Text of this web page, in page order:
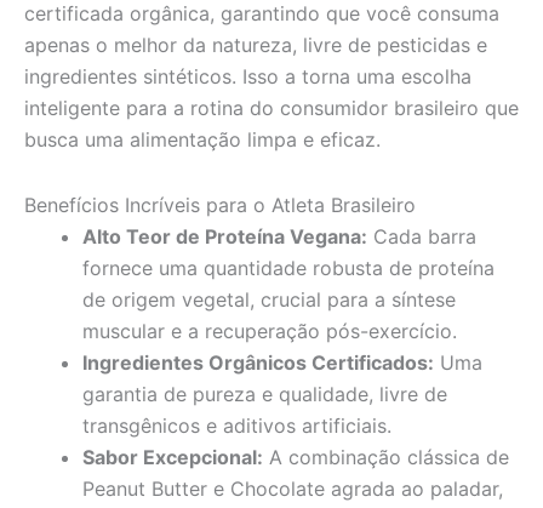
certificada orgânica, garantindo que você consuma
apenas o melhor da natureza, livre de pesticidas e
ingredientes sintéticos. Isso a torna uma escolha
inteligente para a rotina do consumidor brasileiro que
busca uma alimentação limpa e eficaz.
Benefícios Incríveis para o Atleta Brasileiro
Alto Teor de Proteína Vegana: Cada barra
fornece uma quantidade robusta de proteína
de origem vegetal, crucial para a síntese
muscular e a recuperação pós-exercício.
Ingredientes Orgânicos Certificados: Uma
garantia de pureza e qualidade, livre de
transgênicos e aditivos artificiais.
Sabor Excepcional: A combinação clássica de
Peanut Butter e Chocolate agrada ao paladar,